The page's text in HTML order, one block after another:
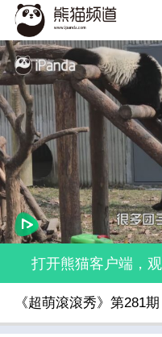
打开熊猫客户端，
《超萌滾滾秀》第281